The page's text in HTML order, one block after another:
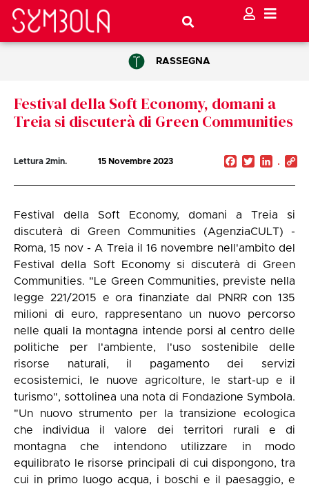
RASSEGNA
Festival della Soft Economy, domani a
Treia si discuterà di Green Communities
Lettura 2min. 15 Novembre 2023 Facebook
Twitter
Festival della Soft Economy, domani a Treia si
discuterà di Green Communities (AgenziaCULT) -
Roma, 15 nov - A Treia il 16 novembre nell'ambito del
Festival della Soft Economy si discuterà di Green
Communities. "Le Green Communities, previste nella
legge 221/2015 e ora finanziate dal PNRR con 135
milioni di euro, rappresentano un nuovo percorso
nelle quali la montagna intende porsi al centro delle
politiche per l'ambiente, l'uso sostenibile delle
risorse naturali, il pagamento dei servizi
ecosistemici, le nuove agricolture, le start-up e il
turismo", sottolinea una nota di Fondazione Symbola.
"Un nuovo strumento per la transizione ecologica
che individua il valore dei territori rurali e di
montagna che intendono utilizzare in modo
equilibrato le risorse principali di cui dispongono, tra
cui in primo luogo acqua, i boschi e il paesaggio, e